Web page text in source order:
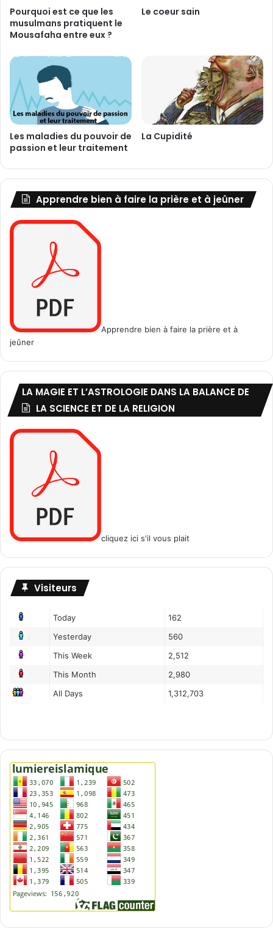
Pourquoi est ce que les
musulmans pratiquent le
Mousafaha entre eux ?
Le coeur sain
Les maladies du pouvoir de
passion et leur traitement
La Cupidité
Apprendre bien à faire la prière et à jeûner
Apprendre bien à faire la prière et à
jeûner
LA MAGIE ET L’ASTROLOGIE DANS LA BALANCE DE
LA SCIENCE ET DE LA RELIGION
cliquez ici s'il vous plait
Visiteurs
Today
162
Yesterday
560
This Week
2,512
This Month
2,980
All Days
1,312,703